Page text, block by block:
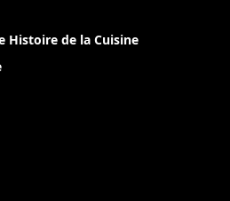
Histoire de la Cuisine